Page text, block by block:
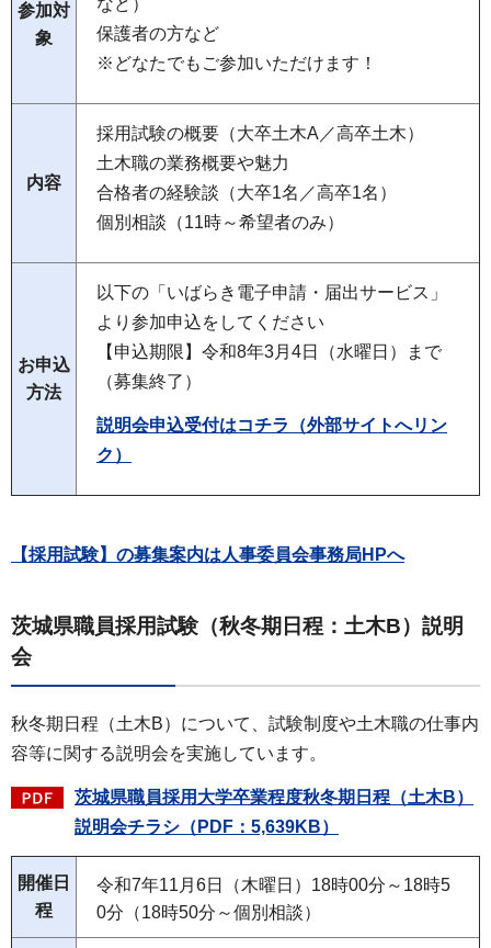
参加対
象
など）
保護者の方など
※どなたでもご参加いただけます！
内容
採用試験の概要（大卒土木A／高卒土木）
土木職の業務概要や魅力
合格者の経験談（大卒1名／高卒1名）
個別相談（11時～希望者のみ）
お申込
方法
以下の「いばらき電子申請・届出サービス」
より参加申込をしてください
【申込期限】令和8年3月4日（水曜日）まで
（募集終了）
説明会申込受付はコチラ（外部サイトへリン
ク）
【採用試験】の募集案内は人事委員会事務局HPへ
茨城県職員採用試験（秋冬期日程：土木B）説明
会
秋冬期日程（土木B）について、試験制度や土木職の仕事内
容等に関する説明会を実施しています。
茨城県職員採用大学卒業程度秋冬期日程（土木B）
説明会チラシ（PDF：5,639KB）
開催日
程
令和7年11月6日（木曜日）18時00分～18時5
0分（18時50分～個別相談）